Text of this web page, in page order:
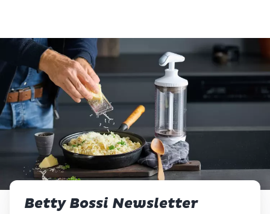
Betty Bossi Newsletter